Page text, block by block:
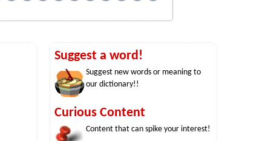
Suggest a word!
Suggest new words or meaning to
our dictionary!!
Curious Content
Content that can spike your interest!